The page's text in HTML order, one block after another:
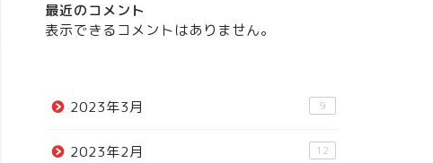
最近のコメント
表示できるコメントはありません。
2023年3月 9
2023年2月 12